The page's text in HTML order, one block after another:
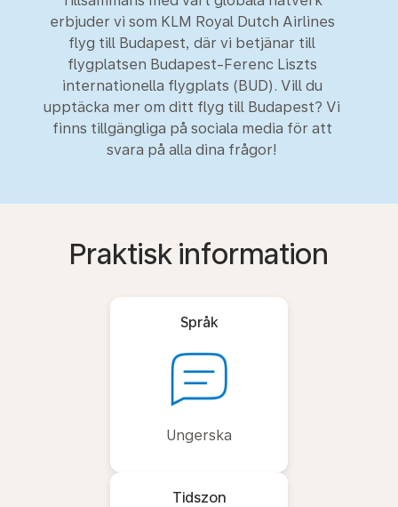
erbjuder vi som KLM Royal Dutch Airlines
flyg till Budapest, där vi betjänar till
flygplatsen Budapest-Ferenc Liszts
internationella flygplats (BUD). Vill du
upptäcka mer om ditt flyg till Budapest? Vi
finns tillgängliga på sociala media för att
svara på alla dina frågor!
Praktisk information
Språk
Ungerska
Tidszon